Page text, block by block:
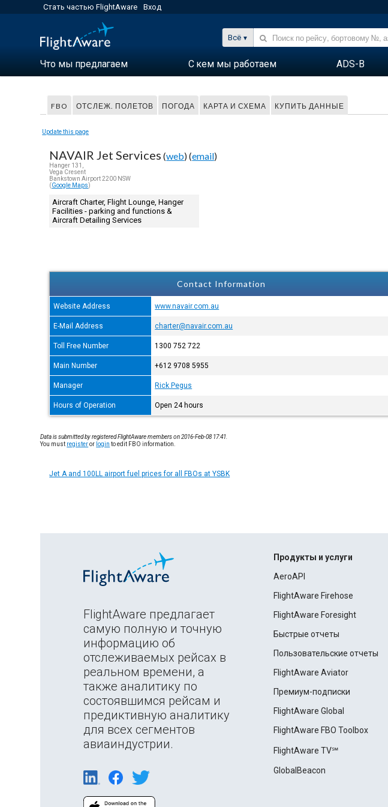
Стать частью FlightAware Вход
Всё
Что мы предлагаем С кем мы работаем ADS-B
FBO ОТСЛЕЖ. ПОЛЕТОВ ПОГОДА КАРТА И СХЕМА КУПИТЬ ДАННЫЕ
Update this page
NAVAIR Jet Services (web) (email)
Hanger 131,
Vega Cresent
Bankstown Airport 2200 NSW
(Google Maps)
Aircraft Charter, Flight Lounge, Hanger
Facilities - parking and functions &
Aircraft Detailing Services
Contact Information
Website Address www.navair.com.au
E-Mail Address charter@navair.com.au
Toll Free Number 1300 752 722
Main Number +612 9708 5955
Manager Rick Pegus
Hours of Operation Open 24 hours
Data is submitted by registered FlightAware members on 2016-Feb-08 17:41.
You must registeror login to edit FBO information.
Jet A and 100LL airport fuel prices for all FBOs at YSBK
FlightAware предлагает
самую полную и точную
информацию об
отслеживаемых рейсах в
реальном времени, а
также аналитику по
состоявшимся рейсам и
предиктивную аналитику
для всех сегментов
авиаиндустрии.
Продукты и услуги
AeroAPI
FlightAware Firehose
FlightAware Foresight
Быстрые отчеты
Пользовательские отчеты
FlightAware Aviator
Премиум-подписки
FlightAware Global
FlightAware FBO Toolbox
FlightAware TV℠
GlobalBeacon